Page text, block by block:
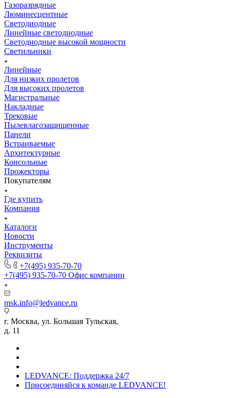
Газоразрядные
Люминесцентные
Светодиодные
Линейные светодиодные
Светодиодные высокой мощности
Светильники
Линейные
Для низких пролетов
Для высоких пролетов
Магистральные
Накладные
Трековые
Пылевлагозащищенные
Панели
Встраиваемые
Архитектурные
Консольные
Прожекторы
Покупателям
Где купить
Компания
Каталоги
Новости
Инструменты
Реквизиты
+7(495) 935-70-70
+7(495) 935-70-70 Офис компании
msk.info@ledvance.ru
г. Москва, ул. Большая Тульская,
д. 11
LEDVANCE: Поддержка 24/7
Присоединяйся к команде LEDVANCE!